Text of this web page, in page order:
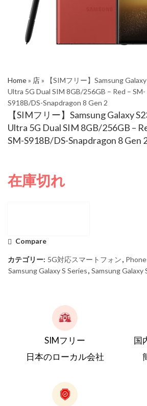
Home» 店»
【SIMフリー】Samsung
Ultra 5G Dual SIM 8GB/256GB – Red – SM-
S918B/DS-Snapdragon 8 Gen 2
【SIMフリー】Samsung Galaxy
Ultra 5G Dual SIM 8GB/256GB –
SM-S918B/DS-Snapdragon 8 Gen ¥
在庫切れ
Compare
カテゴリー: 5G対応スマートフォン,
Samsung Galaxy S Series, Samsung Galaxy
SIMフリー
日本のローカル会社
国